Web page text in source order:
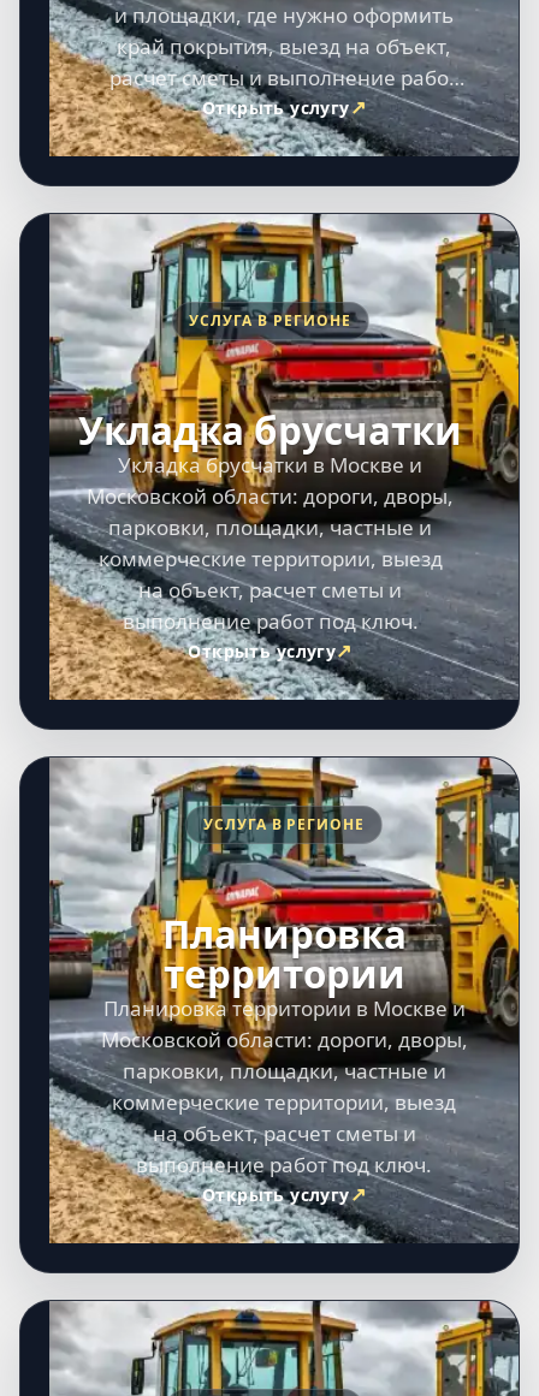
и площадки, где нужно оформить
край покрытия, выезд на объект,
расчет сметы и выполнение работ
под ключ.
Открыть услугу
УСЛУГА В РЕГИОНЕ
Укладка брусчатки
Укладка брусчатки в Москве и
Московской области: дороги, дворы,
парковки, площадки, частные и
коммерческие территории, выезд
на объект, расчет сметы и
выполнение работ под ключ.
Открыть услугу
УСЛУГА В РЕГИОНЕ
Планировка
территории
Планировка территории в Москве и
Московской области: дороги, дворы,
парковки, площадки, частные и
коммерческие территории, выезд
на объект, расчет сметы и
выполнение работ под ключ.
Открыть услугу